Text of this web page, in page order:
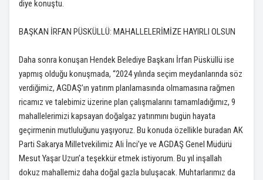
diye konuştu.
BAŞKAN İRFAN PÜSKÜLLÜ: MAHALLELERİMİZE HAYIRLI OLSUN
Daha sonra konuşan Hendek Belediye Başkanı İrfan Püsküllü ise
yapmış olduğu konuşmada, “2024 yılında seçim meydanlarında söz
verdiğimiz, AGDAŞ’ın yatırım planlamasında olmamasına rağmen
ricamız ve talebimiz üzerine plan çalışmalarını tamamladığımız, 9
mahallelerimizi kapsayan doğalgaz yatırımını bugün hayata
geçirmenin mutluluğunu yaşıyoruz. Bu konuda özellikle buradan AK
Parti Sakarya Milletvekilimiz Ali İnci’ye ve AGDAŞ Genel Müdürü
Mesut Yaşar Uzun’a teşekkür etmek istiyorum. Bu yıl inşallah
dokuz mahallemiz daha doğal gazla buluşacak. Muhtarlarımız da